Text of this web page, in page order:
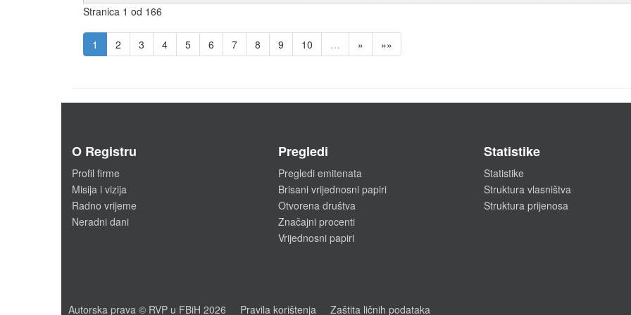
Stranica 1 od 166
1 2 3 4 5 6 7 8 9 10 … » »»
O Registru
Profil firme
Misija i vizija
Radno vrijeme
Neradni dani
Pregledi
Pregledi emitenata
Brisani vrijednosni papiri
Otvorena društva
Značajni procenti
Vrijednosni papiri
Statistike
Statistike
Struktura vlasništva
Struktura prijenosa
Autorska prava © RVP u FBiH 2026 Pravila korištenja Zaštita ličnih podataka